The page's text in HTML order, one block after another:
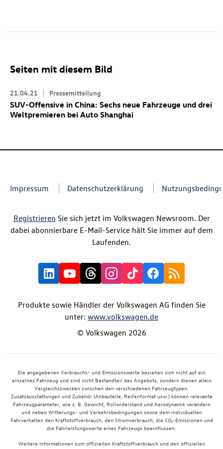
Seiten mit diesem Bild
21.04.21 Pressemitteilung
SUV-Offensive in China: Sechs neue Fahrzeuge und drei
Weltpremieren bei Auto Shanghai
Impressum Datenschutzerklärung
Registrieren Sie sich jetzt im Volkswagen Newsroom. Der
dabei abonnierbare E-Mail-Service hält Sie immer auf dem
Laufenden.
Produkte sowie Händler der Volkswagen AG finden Sie
unter: www.volkswagen.de
© Volkswagen 2026
Die angegebenen Verbrauchs- und Emissionswerte beziehen sich nicht auf ein
einzelnes Fahrzeug und sind nicht Bestandteil des Angebots, sondern dienen allein
Vergleichszwecken zwischen den verschiedenen Fahrzeugtypen.
Zusatzausstattungen und Zubehör (Anbauteile, Reifenformat usw.) können relevante
Fahrzeugparameter, wie z. B. Gewicht, Rollwiderstand und Aerodynamik verändern
und neben Witterungs- und Verkehrsbedingungen sowie dem individuellen
Fahrverhalten den Kraftstoffverbrauch, den Stromverbrauch, die CO₂-Emissionen und
die Fahrleistungswerte eines Fahrzeugs beeinflussen.
Weitere Informationen zum offiziellen Kraftstoffverbrauch und den offiziellen